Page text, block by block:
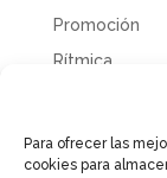
Para ofrecer las
cookies para
Promoción
Rítmica
Tecnificación